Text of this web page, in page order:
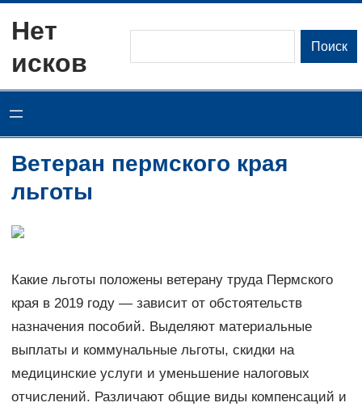
содержимому
Нет
исков
Поиск
Ветеран пермского края
льготы
Какие льготы положены ветерану труда Пермского
края в 2019 году — зависит от обстоятельств
назначения пособий. Выделяют материальные
выплаты и коммунальные льготы, скидки на
медицинские услуги и уменьшение налоговых
отчислений. Различают общие виды компенсаций и